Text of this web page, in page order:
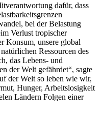
dafür, dass
bei der Belastung
Verlust tropischer
Konsum, unsere global
Ressourcen des
das Lebens- und
der Welt gefährdet“, sagte
der Welt so leben wie wir,
Hunger, Arbeitslosigkeit
Ländern Folgen einer